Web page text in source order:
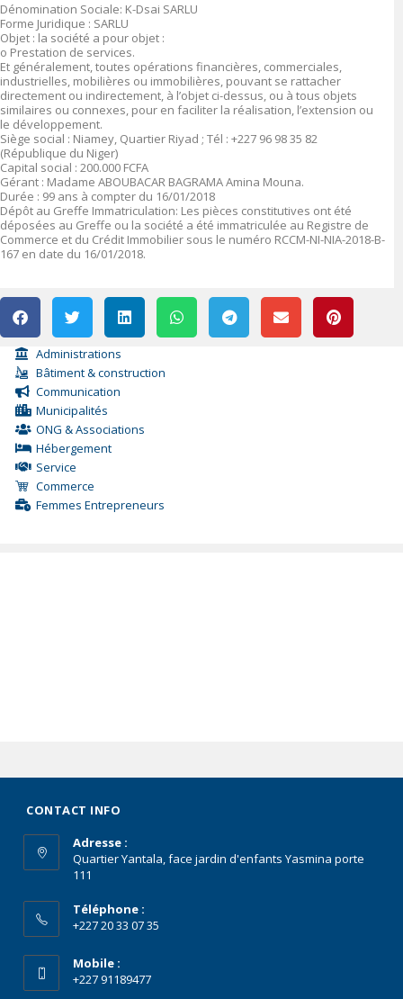
Dénomination Sociale: K-Dsai SARLU
Forme Juridique : SARLU
Objet : la société a pour objet :
o Prestation de services.
Et généralement, toutes opérations financières, commerciales,
industrielles, mobilières ou immobilières, pouvant se rattacher
directement ou indirectement, à l’objet ci-dessus, ou à tous objets
similaires ou connexes, pour en faciliter la réalisation, l’extension ou
le développement.
Siège social : Niamey, Quartier Riyad ; Tél : +227 96 98 35 82
(République du Niger)
Capital social : 200.000 FCFA
Gérant : Madame ABOUBACAR BAGRAMA Amina Mouna.
Durée : 99 ans à compter du 16/01/2018
Dépôt au Greffe Immatriculation: Les pièces constitutives ont été
déposées au Greffe ou la société a été immatriculée au Registre de
Commerce et du Crédit Immobilier sous le numéro RCCM-NI-NIA-2018-B-
167 en date du 16/01/2018.
Administrations
Bâtiment & construction
Communication
Municipalités
ONG & Associations
Hébergement
Service
Commerce
Femmes Entrepreneurs
CONTACT INFO
Adresse :
Quartier Yantala, face jardin d'enfants Yasmina porte
111
Téléphone :
+227 20 33 07 35
Mobile :
+227 91189477